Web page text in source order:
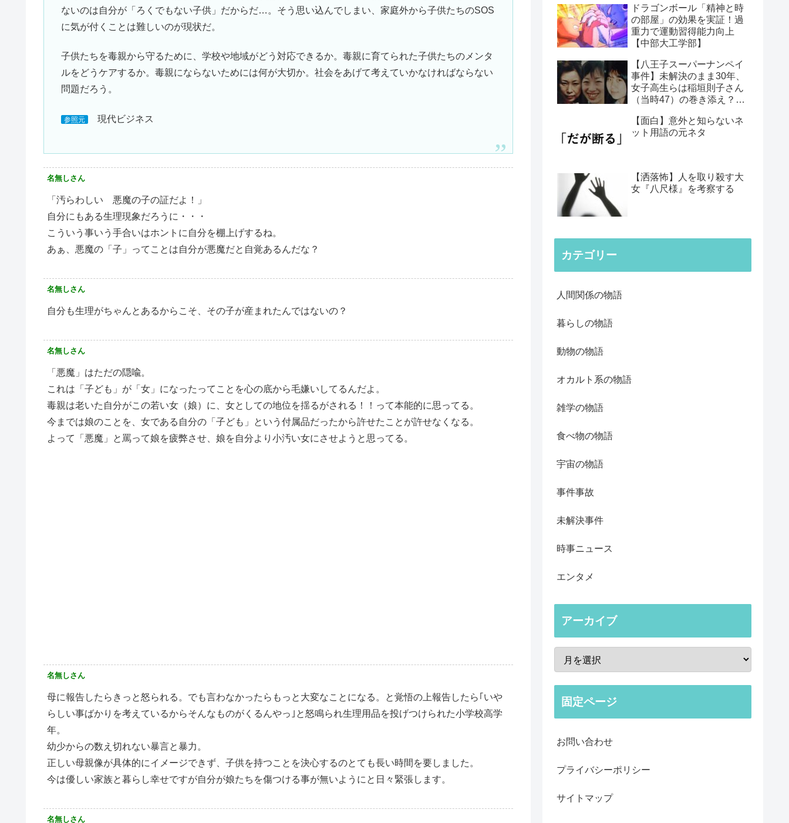
ないのは自分が「ろくでもない子供」だからだ…。そう思い込んでしまい、家庭外から子供たちのSOS
に気が付くことは難しいのが現状だ。
子供たちを毒親から守るために、学校や地域がどう対応できるか。毒親に育てられた子供たちのメンタ
ルをどうケアするか。毒親にならないためには何が大切か。社会をあげて考えていかなければならない
問題だろう。
参照元 現代ビジネス
名無しさん
「汚らわしい 悪魔の子の証だよ！」
自分にもある生理現象だろうに・・・
こういう事いう手合いはホントに自分を棚上げするね。
あぁ、悪魔の「子」ってことは自分が悪魔だと自覚あるんだな？
名無しさん
自分も生理がちゃんとあるからこそ、その子が産まれたんではないの？
名無しさん
「悪魔」はただの隠喩。
これは「子ども」が「女」になったってことを心の底から毛嫌いしてるんだよ。
毒親は老いた自分がこの若い女（娘）に、女としての地位を揺るがされる！！って本能的に思ってる。
今までは娘のことを、女である自分の「子ども」という付属品だったから許せたことが許せなくなる。
よって「悪魔」と罵って娘を疲弊させ、娘を自分より小汚い女にさせようと思ってる。
名無しさん
母に報告したらきっと怒られる。でも言わなかったらもっと大変なことになる。と覚悟の上報告したら｢いや
らしい事ばかりを考えているからそんなものがくるんやっ｣と怒鳴られ生理用品を投げつけられた小学校高学
年。
幼少からの数え切れない暴言と暴力。
正しい母親像が具体的にイメージできず、子供を持つことを決心するのとても長い時間を要しました。
今は優しい家族と暮らし幸せですが自分が娘たちを傷つける事が無いようにと日々緊張します。
名無しさん
ドラゴンボール「精神と時
の部屋」の効果を実証！過
重力で運動習得能力向上
【中部大工学部】
【八王子スーパーナンペイ
事件】未解決のまま30年、
女子高生らは稲垣則子さん
（当時47）の巻き添え？犯
【面白】意外と知らないネ
ット用語の元ネタ
【洒落怖】人を取り殺す大
女『八尺様』を考察する
カテゴリー
人間関係の物語
暮らしの物語
動物の物語
オカルト系の物語
雑学の物語
食べ物の物語
宇宙の物語
事件事故
未解決事件
時事ニュース
エンタメ
アーカイブ
固定ページ
お問い合わせ
プライバシーポリシー
サイトマップ